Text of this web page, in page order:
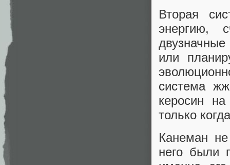
Вторая
энергию,
или
система
керосин
только
Канеман
него были